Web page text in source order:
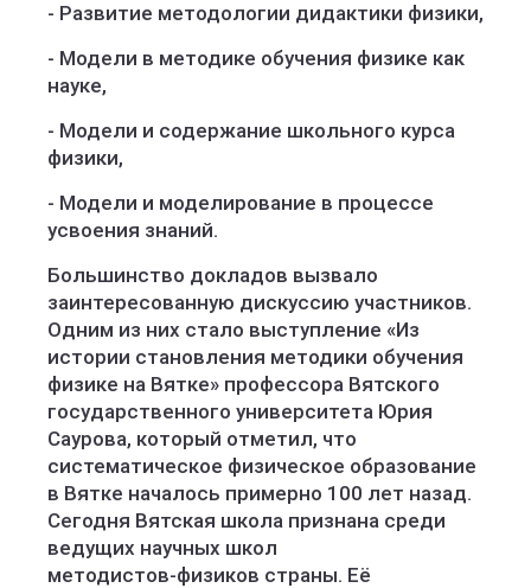
- Развитие методологии дидактики физики,
- Модели в методике обучения физике как
науке,
- Модели и содержание школьного курса
физики,
- Модели и моделирование в процессе
усвоения знаний.
Большинство докладов вызвало
заинтересованную дискуссию участников.
Одним из них стало выступление «Из
истории становления методики обучения
физике на Вятке» профессора Вятского
государственного университета Юрия
Саурова, который отметил, что
систематическое физическое образование
в Вятке началось примерно 100 лет назад.
Сегодня Вятская школа признана среди
ведущих научных школ
методистов‑физиков страны. Её